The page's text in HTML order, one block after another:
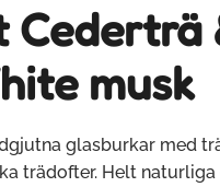
Cederträ
musk
glasburkar med
trädofter. Helt naturliga